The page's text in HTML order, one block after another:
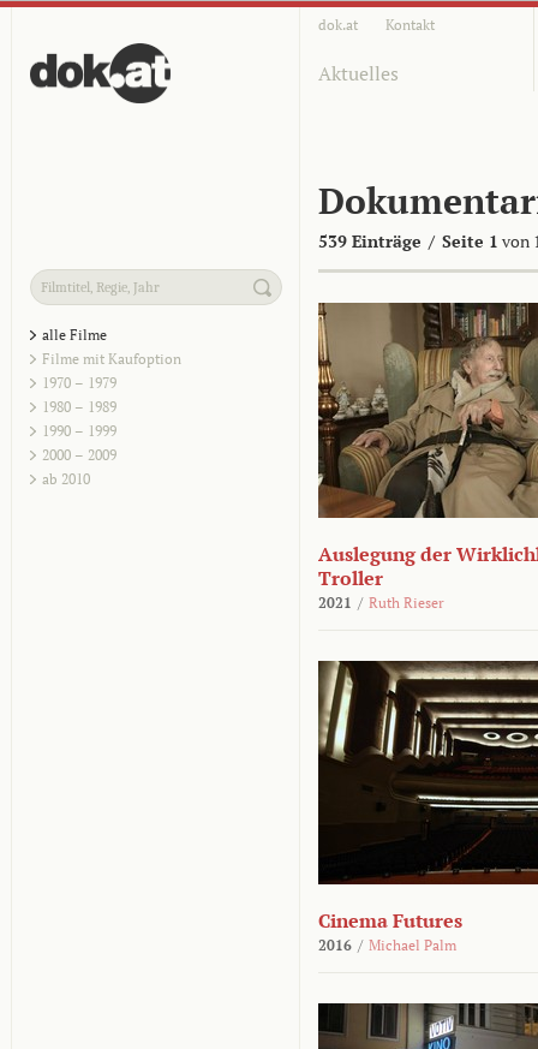
dok.at Kontakt
Aktuelles
539 Einträge / Seite 1 von
alle Filme
Filme mit Kaufoption
1970 – 1979
1980 – 1989
1990 – 1999
2000 – 2009
ab 2010
Auslegung der
Troller
2021 / Ruth Rieser
Cinema Futures
2016 / Michael Palm